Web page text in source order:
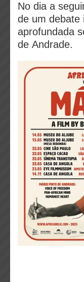
No dia a
de um debate
aprofundada
de Andrade.